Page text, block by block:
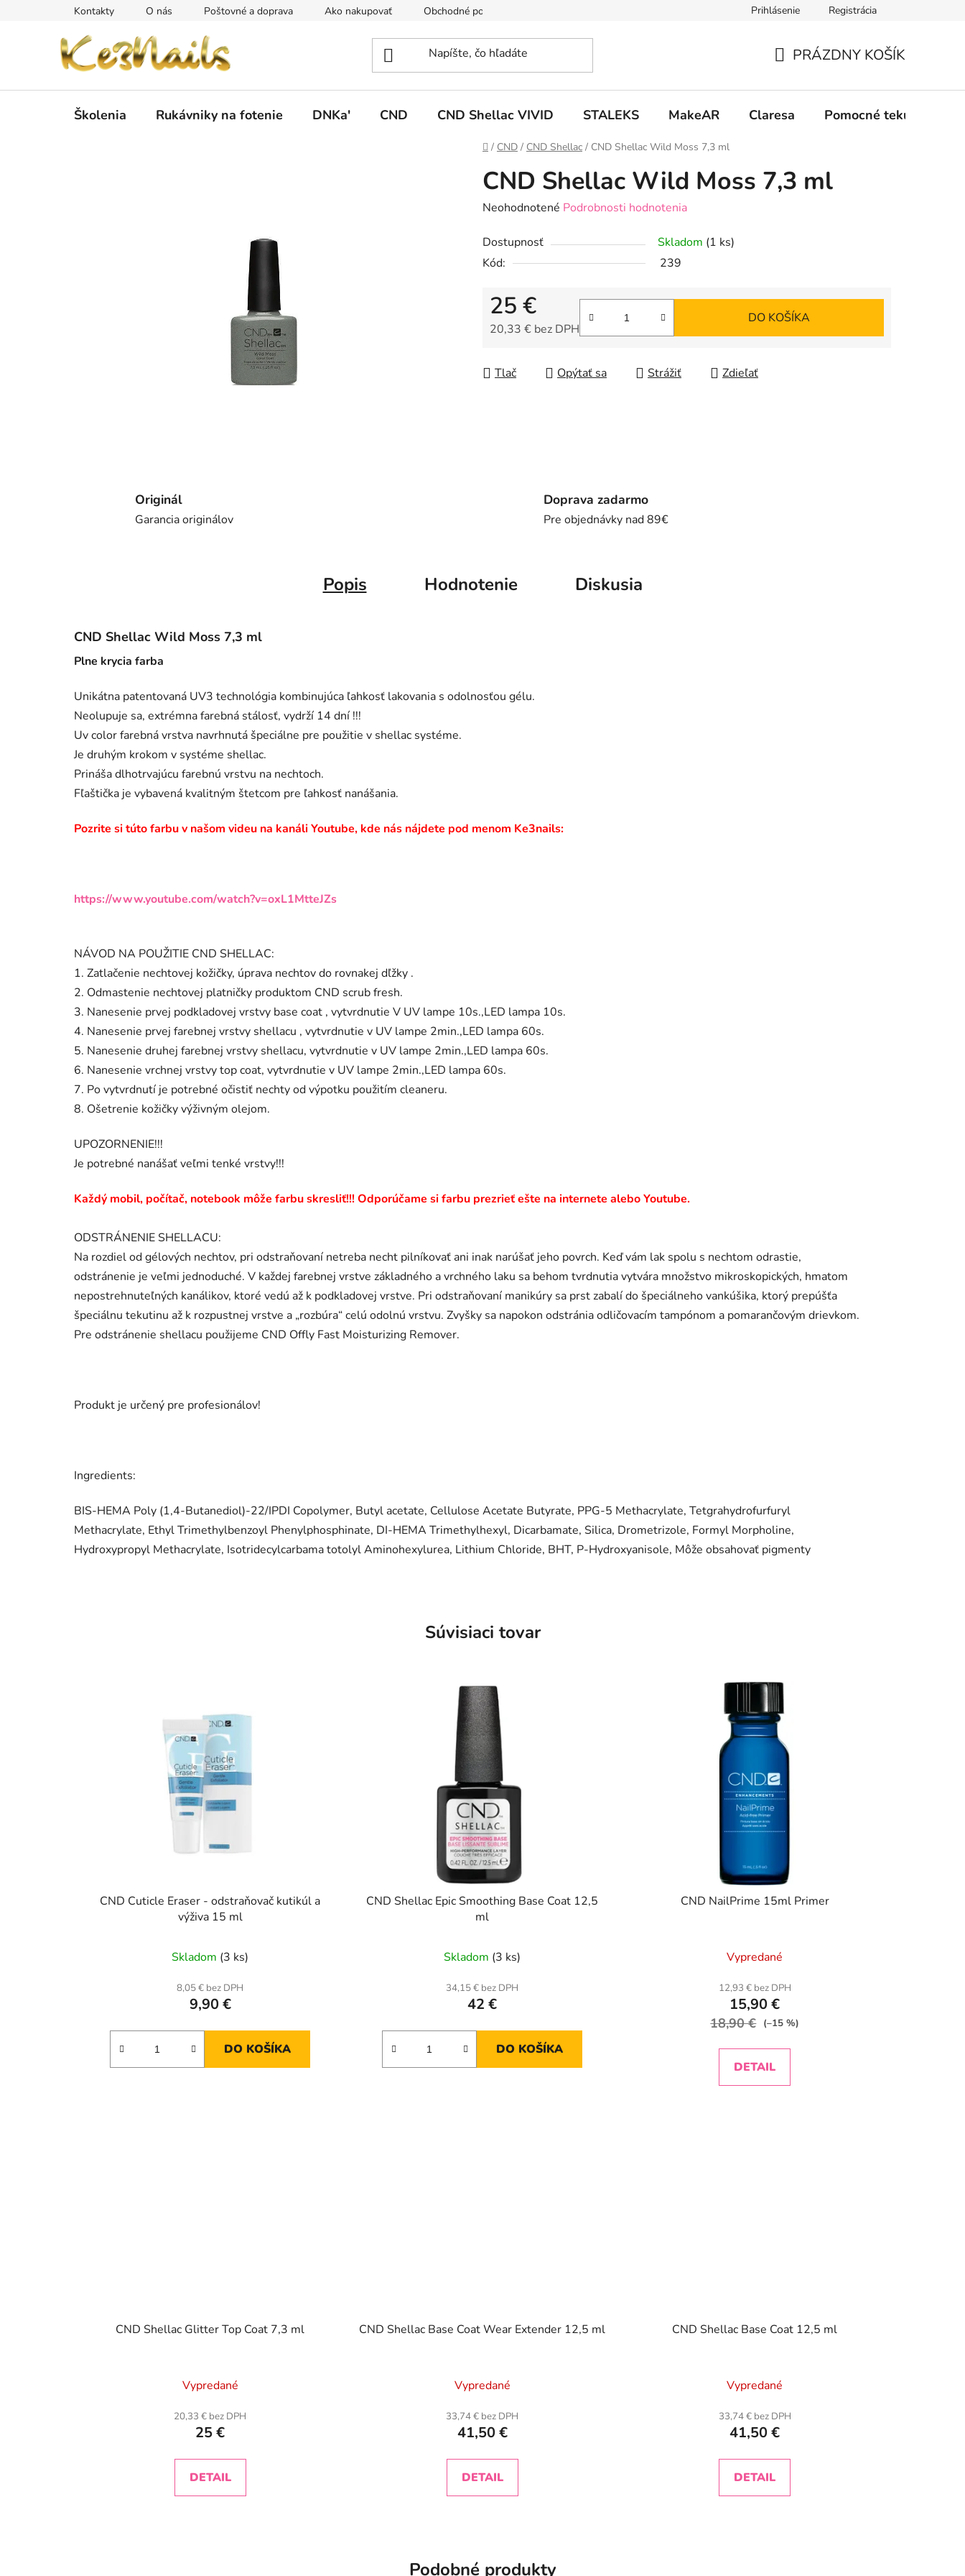
Kontakty O nás Poštovné a doprava Ako nakupovať Obchodné podmienky Formulár na odstúpenie od zmluvy
Prihlásenie Registrácia
KOŠÍK
PRÁZDNY KOŠÍK
Školenia Rukávniky na fotenie DNKa' CND CND Shellac VIVID STALEKS MakeAR Claresa Pomocné tekutiny
Domov
/ CND / CND Shellac / CND Shellac Wild Moss 7,3 ml
CND Shellac Wild Moss 7,3 ml
Priemerné
produktu
je
Neohodnotené Podrobnosti hodnotenia
Dostupnosť Skladom (1 ks)
Kód:
239
25 €
20,33 € bez DPH
DO KOŠÍKA
Tlač Opýtať sa Strážiť Zdieľať
Originál
Garancia originálov
Doprava zadarmo
Pre objednávky nad 89€
Popis Hodnotenie Diskusia
CND Shellac Wild Moss 7,3 ml
Plne krycia farba
Unikátna patentovaná UV3 technológia kombinujúca ľahkosť lakovania s odolnosťou gélu.
Neolupuje sa, extrémna farebná stálosť, vydrží 14 dní !!!
Uv color farebná vrstva navrhnutá špeciálne pre použitie v shellac systéme.
Je druhým krokom v systéme shellac.
Prináša dlhotrvajúcu farebnú vrstvu na nechtoch.
Fľaštička je vybavená kvalitným štetcom pre ľahkosť nanášania.
Pozrite si túto farbu v našom videu na kanáli Youtube, kde nás nájdete pod menom Ke3nails:
https://www.youtube.com/watch?v=oxL1MtteJZs
NÁVOD NA POUŽITIE CND SHELLAC:
1. Zatlačenie nechtovej kožičky, úprava nechtov do rovnakej dľžky .
2. Odmastenie nechtovej platničky produktom CND scrub fresh.
3. Nanesenie prvej podkladovej vrstvy base coat , vytvrdnutie V UV lampe 10s.,LED lampa 10s.
4. Nanesenie prvej farebnej vrstvy shellacu , vytvrdnutie v UV lampe 2min.,LED lampa 60s.
5. Nanesenie druhej farebnej vrstvy shellacu, vytvrdnutie v UV lampe 2min.,LED lampa 60s.
6. Nanesenie vrchnej vrstvy top coat, vytvrdnutie v UV lampe 2min.,LED lampa 60s.
7. Po vytvrdnutí je potrebné očistiť nechty od výpotku použitím cleaneru.
8. Ošetrenie kožičky výživným olejom.
UPOZORNENIE!!!
Je potrebné nanášať veľmi tenké vrstvy!!!
Každý mobil, počítač, notebook môže farbu skresliť!!! Odporúčame si farbu prezrieť ešte na internete alebo Youtube.
ODSTRÁNENIE SHELLACU:
Na rozdiel od gélových nechtov, pri odstraňovaní netreba necht pilníkovať ani inak narúšať jeho povrch. Keď vám lak spolu s nechtom odrastie,
odstránenie je veľmi jednoduché. V každej farebnej vrstve základného a vrchného laku sa behom tvrdnutia vytvára množstvo mikroskopických, hmatom
nepostrehnuteľných kanálikov, ktoré vedú až k podkladovej vrstve. Pri odstraňovaní manikúry sa prst zabalí do špeciálneho vankúšika, ktorý prepúšťa
špeciálnu tekutinu až k rozpustnej vrstve a „rozbúra“ celú odolnú vrstvu. Zvyšky sa napokon odstránia odličovacím tampónom a pomarančovým drievkom.
Pre odstránenie shellacu použijeme CND Offly Fast Moisturizing Remover.
Produkt je určený pre profesionálov!
Ingredients:
BIS-HEMA Poly (1,4-Butanediol)-22/IPDI Copolymer, Butyl acetate, Cellulose Acetate Butyrate, PPG-5 Methacrylate, Tetgrahydrofurfuryl
Methacrylate, Ethyl Trimethylbenzoyl Phenylphosphinate, DI-HEMA Trimethylhexyl, Dicarbamate, Silica, Drometrizole, Formyl Morpholine,
Hydroxypropyl Methacrylate, Isotridecylcarbama totolyl Aminohexylurea, Lithium Chloride, BHT, P-Hydroxyanisole, Môže obsahovať pigmenty
Súvisiaci tovar
CND Cuticle Eraser - odstraňovač kutikúl a
výživa 15 ml
Skladom (3 ks)
8,05 € bez DPH
9,90 €
DO KOŠÍKA
CND Shellac Epic Smoothing Base Coat 12,5
ml
Skladom (3 ks)
34,15 € bez DPH
42 €
DO KOŠÍKA
CND NailPrime 15ml Primer
Vypredané
12,93 € bez DPH
15,90 €
18,90 € (–15 %)
DETAIL
CND Shellac Glitter Top Coat 7,3 ml
Vypredané
20,33 € bez DPH
25 €
DETAIL
CND Shellac Base Coat Wear Extender 12,5 ml
Vypredané
33,74 € bez DPH
41,50 €
DETAIL
CND Shellac Base Coat 12,5 ml
Vypredané
33,74 € bez DPH
41,50 €
DETAIL
Podobné produkty